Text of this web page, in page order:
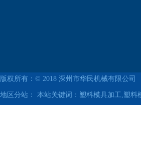
版权所有：© 2018 深州市华民机械有限公司
地区分站： 本站关键词：塑料模具加工,塑